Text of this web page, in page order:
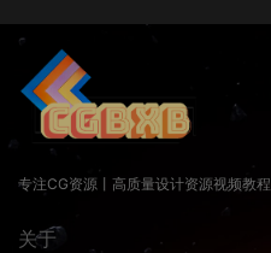
专注CG资源丨高质量设计资源视频教程
关于